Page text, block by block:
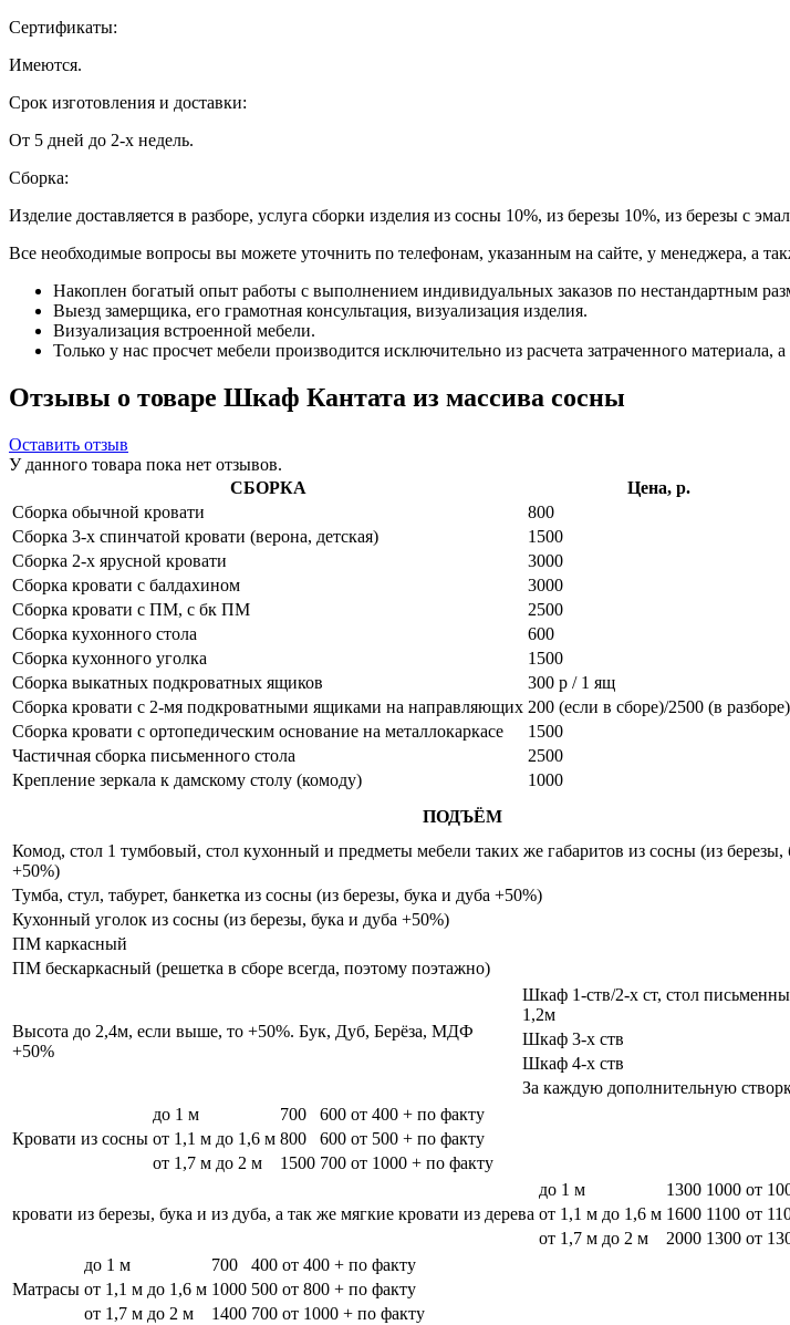
Сертификаты:
Имеются.
Срок изготовления и доставки:
От 5 дней до 2-х недель.
Сборка:
Изделие доставляется в разборе, услуга сборки изделия из сосны 10%, из березы 10%, из березы с
Все необходимые вопросы вы можете уточнить по телефонам, указанным на сайте, у менеджера, а
Накоплен богатый опыт работы с выполнением индивидуальных заказов по нестандартным
Выезд замерщика, его грамотная консультация, визуализация изделия.
Визуализация встроенной мебели.
Только у нас просчет мебели производится исключительно из расчета затраченного материала,
Отзывы о товаре Шкаф Кантата из массива сосны
Оставить отзыв
У данного товара пока нет отзывов.
СБОРКА
Цена, р.
Сборка обычной кровати
800
Сборка 3-х спинчатой кровати (верона, детская)
1500
Сборка 2-х ярусной кровати
3000
Сборка кровати с балдахином
3000
Сборка кровати с ПМ, с бк ПМ
2500
Сборка кухонного стола
600
Сборка кухонного уголка
1500
Сборка выкатных подкроватных ящиков
300 р / 1 ящ
Сборка кровати с 2-мя подкроватными ящиками на направляющих 200 (если в сборе)/2500 (в разборе)
Сборка кровати с ортопедическим основание на металлокаркасе
1500
Частичная сборка письменного стола
2500
Крепление зеркала к дамскому столу (комоду)
1000
ПОДЪЁМ
Комод, стол 1 тумбовый, стол кухонный и предметы мебели таких же габаритов из сосны (из березы,
+50%)
Тумба, стул, табурет, банкетка из сосны (из березы, бука и дуба +50%)
Кухонный уголок из сосны (из березы, бука и дуба +50%)
ПМ каркасный
ПМ бескаркасный (решетка в сборе всегда, поэтому поэтажно)
Высота до 2,4м, если выше, то +50%. Бук, Дуб, Берёза, МДФ
+50%
Шкаф 1-ств/2-х ст, стол
1,2м
Шкаф 3-х ств
Шкаф 4-х ств
За каждую дополнительную
Кровати из сосны
до 1 м 700 600 от 400 + по факту
от 1,1 м до 1,6 м 800 600 от 500 + по факту
от 1,7 м до 2 м
1500 700 от 1000 + по факту
кровати из березы, бука и из дуба, а так же мягкие кровати из дерева
до 1 м 1300 1000 от
от 1,1 м до 1,6 м 1600 1100 от
от 1,7 м до 2 м
2000 1300 от
Матрасы
до 1 м 700 400 от 400 + по факту
от 1,1 м до 1,6 м 1000 500 от 800 + по факту
от 1,7 м до 2 м
1400 700 от 1000 + по факту